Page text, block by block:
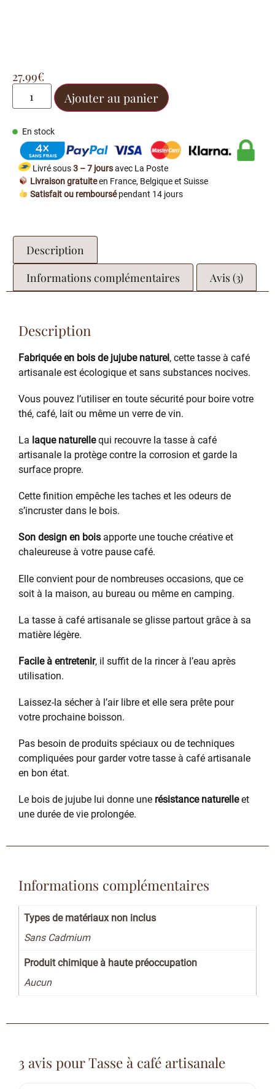
27.99€
Ajouter au panier
En stock
Livré sous3 – 7 joursavec La Poste
Livraison gratuiteen France, Belgique et Suisse
Satisfait ou remboursépendant 14 jours
Description
Informations complémentaires
Avis (3)
Description
Fabriquée en bois de jujube naturel, cette tasse à café
artisanale est écologique et sans substances nocives.
Vous pouvez l’utiliser en toute sécurité pour boire votre
thé, café, lait ou même un verre de vin.
La laque naturellequi recouvre la tasse à café
artisanale la protège contre la corrosion et garde la
surface propre.
Cette finition empêche les taches et les odeurs de
s’incruster dans le bois.
Son design en bois apporte une touche créative et
chaleureuse à votre pause café.
Elle convient pour de nombreuses occasions, que ce
soit à la maison, au bureau ou même en camping.
La tasse à café artisanale se glisse partout grâce à sa
matière légère.
Facile à entretenir, il suffit de la rincer à l’eau après
utilisation.
Laissez-la sécher à l’air libre et elle sera prête pour
votre prochaine boisson.
Pas besoin de produits spéciaux ou de techniques
compliquées pour garder votre tasse à café artisanale
en bon état.
Le bois de jujube lui donne une résistance naturelleet
une durée de vie prolongée.
Informations complémentaires
Types de matériaux non inclus
Sans Cadmium
Produit chimique à haute préoccupation
Aucun
3 avis pourTasse à café artisanale